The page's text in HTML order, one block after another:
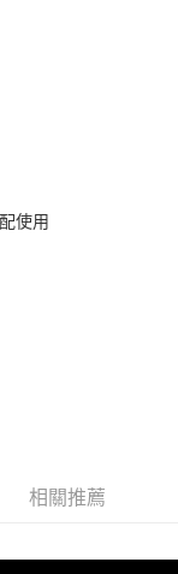
銀行
商業銀行
使用
相關推薦